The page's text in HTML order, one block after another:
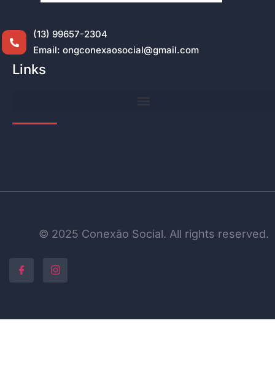
(13) 99657-2304
Email: ongconexaosocial@gmail.com
Links
© 2025 Conexão Social. All rights reserved.